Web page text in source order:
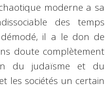
moderne a sa
des temps
il a le don de
doute complètement
du judaïsme et du
les sociétés un certain